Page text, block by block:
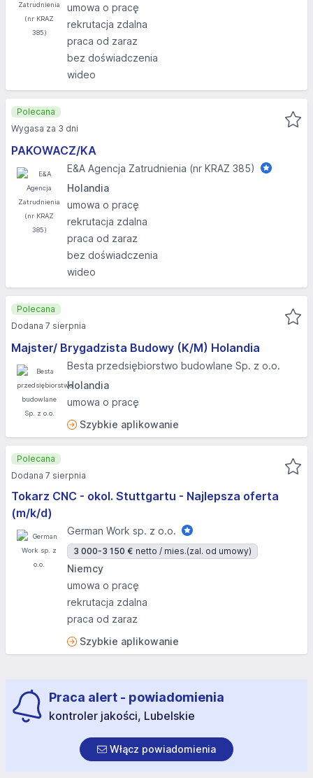
umowa o pracę
rekrutacja zdalna
praca od zaraz
bez doświadczenia
wideo
PAKOWACZ/KA
E&A Agencja Zatrudnienia (nr KRAZ 385)
Holandia
umowa o pracę
rekrutacja zdalna
praca od zaraz
bez doświadczenia
wideo
Polecana
Wygasa za 3 dni
Majster/ Brygadzista Budowy (K/M) Holandia
Besta przedsiębiorstwo budowlane Sp. z o.o.
Holandia
umowa o pracę
Szybkie aplikowanie
Polecana
Dodana 7 sierpnia
Tokarz CNC - okol. Stuttgartu - Najlepsza oferta
(m/k/d)
German Work sp. z o.o.
3 000-3 150 € netto / mies.(zal. od umowy)
Niemcy
umowa o pracę
rekrutacja zdalna
praca od zaraz
Szybkie aplikowanie
Polecana
Dodana 7 sierpnia
Praca alert - powiadomienia
kontroler jakości, Lubelskie
Włącz powiadomienia